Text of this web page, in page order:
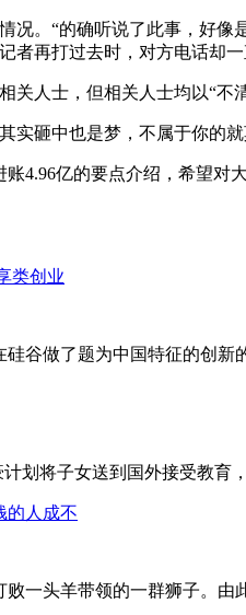
况。“的确听说了此事，好
者再打过去时，对方电话却一
关人士，但相关人士均以“不
实砸中也是梦，不属于你的
4.96亿的要点介绍，希望对
类创业
谷做了题为中国特征的创
划将子女送到国外接受教
的人成不
一头羊带领的一群狮子。